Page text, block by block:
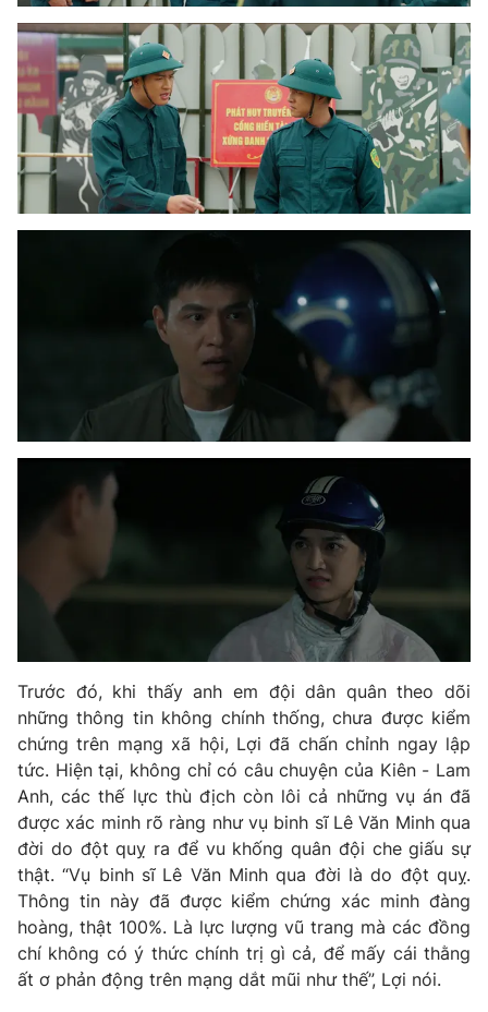
Trước đó, khi thấy anh em đội dân quân theo dõi
những thông tin không chính thống, chưa được kiểm
chứng trên mạng xã hội, Lợi đã chấn chỉnh ngay lập
tức. Hiện tại, không chỉ có câu chuyện của Kiên - Lam
Anh, các thế lực thù địch còn lôi cả những vụ án đã
được xác minh rõ ràng như vụ binh sĩ Lê Văn Minh qua
đời do đột quỵ ra để vu khống quân đội che giấu sự
thật. “Vụ binh sĩ Lê Văn Minh qua đời là do đột quỵ.
Thông tin này đã được kiểm chứng xác minh đàng
hoàng, thật 100%. Là lực lượng vũ trang mà các đồng
chí không có ý thức chính trị gì cả, để mấy cái thằng
ất ơ phản động trên mạng dắt mũi như thế”, Lợi nói.